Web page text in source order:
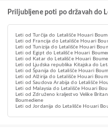
Priljubljene poti po državah do
Leti od Turčija do Letališče Houari
Leti od Francija do Letališče Houari
Leti od Tunizija do Letališče Houari
Leti od Egipt do Letališče Houari
Leti od Katar do Letališče Houari
Leti od Ljudska republika Kitajska do
Leti od Španija do Letališče Houari
Leti od Alžirija do Letališče Houari
Leti od Saudova Arabija do Letališče
Leti od Malaysia do Letališče Houari
Leti od Združeno kraljestvo Velike
Boumediene
Leti od Jordanija do Letališče Houari